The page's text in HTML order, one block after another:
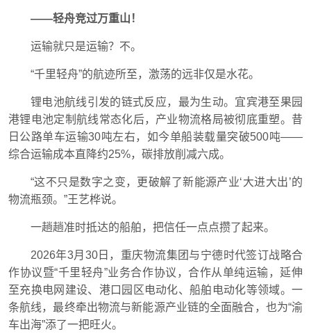
——轻舟竞过万重山！
运输就只是运输？不。
“千里轻舟”的航迹所至，激荡的远非仅是水花。
锂电池航线引发的链式反应，最为生动。宜宾港至果园
港锂电池定制航线常态化后，产业物流格局被彻底重塑。昔
日公路单车运输30吨左右，如今单船装载量突破500吨——
综合运输成本直降约25%，碳排放削减六成。
“这不只是数字之变，更破解了新能源产业‘大进大出’的
物流瓶颈。”王艺桦说。
一趟趟准时抵达的船舶，把信任一点点攒了起来。
2026年3月30日，重庆物流集团与宁德时代签订战略合
作协议暨“千里轻舟”业务合作协议，合作从单纯运输，延伸
至充换电网建设、港口园区电动化、船舶电动化等领域。一
条航线，最终牵出物流与新能源产业链的全面融合，也为“渝
车出海”添了一把旺火。